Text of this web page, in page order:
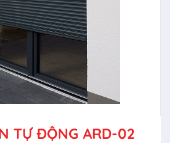
TỰ ĐỘNG ARD-02